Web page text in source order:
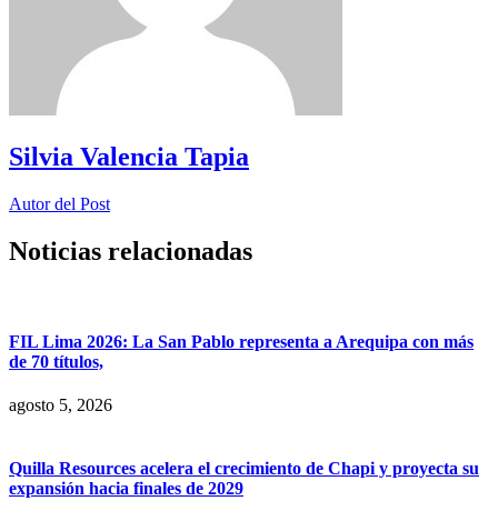
Silvia Valencia Tapia
Autor del Post
Noticias relacionadas
FIL Lima 2026: La San Pablo representa a Arequipa con más
de 70 títulos,
agosto 5, 2026
Quilla Resources acelera el crecimiento de Chapi y proyecta su
expansión hacia finales de 2029